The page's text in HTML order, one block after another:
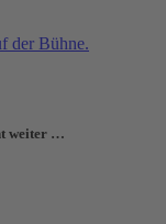
weiter …